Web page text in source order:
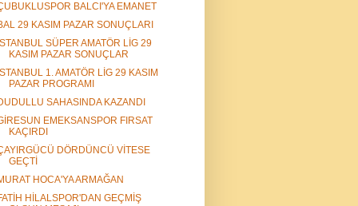
BALCI'YA EMANET
29 KASIM PAZAR SONUÇLARI
SÜPER AMATÖR LİG 29
KASIM PAZAR SONUÇLAR
1. AMATÖR LİG 29 KASIM
PAZAR PROGRAMI
SAHASINDA KAZANDI
EMEKSANSPOR FIRSAT
KAÇIRDI
DÖRDÜNCÜ VİTESE
GEÇTİ
HOCA'YA ARMAĞAN
HİLALSPOR'DAN GEÇMİŞ